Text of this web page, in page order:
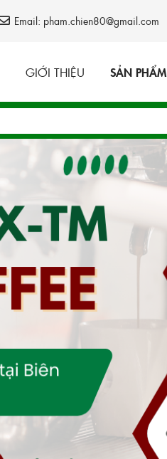
Email: pham.chien80@gmail.com
GIỚI THIỆU SẢN PHẨM